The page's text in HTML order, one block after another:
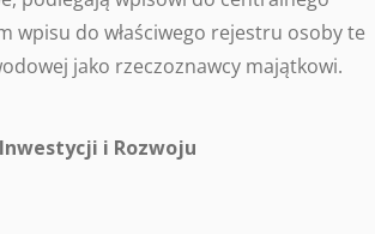
wpisu do właściwego rejestru osoby te
jako rzeczoznawcy majątkowi.
i Rozwoju